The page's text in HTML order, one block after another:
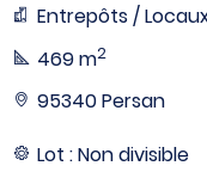
Entrepôts /
469 m2
95340 Persan
Lot : Non divisible